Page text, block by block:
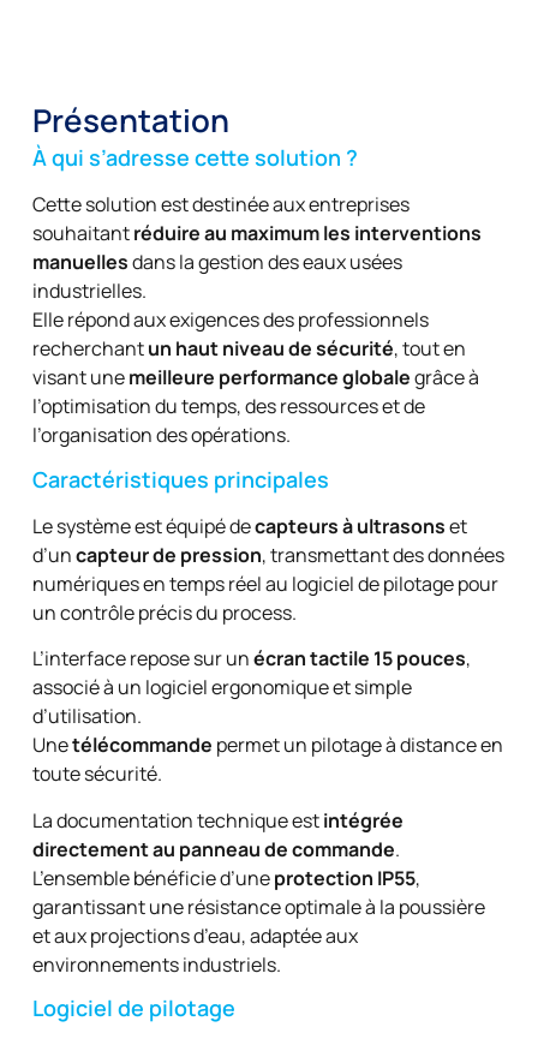
Présentation
À qui s’adresse cette solution ?
Cette solution est destinée aux entreprises
souhaitantréduire au maximum les interventions
manuellesdans la gestion des eaux usées
industrielles.
Elle répond aux exigences des professionnels
recherchantun haut niveau de sécurité, tout en
visant unemeilleure performance globalegrâce à
l’optimisation du temps, des ressources et de
l’organisation des opérations.
Caractéristiques principales
Le système est équipé decapteurs à ultrasonset
d’uncapteur de pression, transmettant des données
numériques en temps réel au logiciel de pilotage pour
un contrôle précis du process.
L’interface repose sur unécran tactile 15 pouces,
associé à un logiciel ergonomique et simple
d’utilisation.
Unetélécommande permet un pilotage à distance en
toute sécurité.
La documentation technique estintégrée
directement au panneau de commande.
L’ensemble bénéficie d’uneprotection IP55,
garantissant une résistance optimale à la poussière
et aux projections d’eau, adaptée aux
environnements industriels.
Logiciel de pilotage